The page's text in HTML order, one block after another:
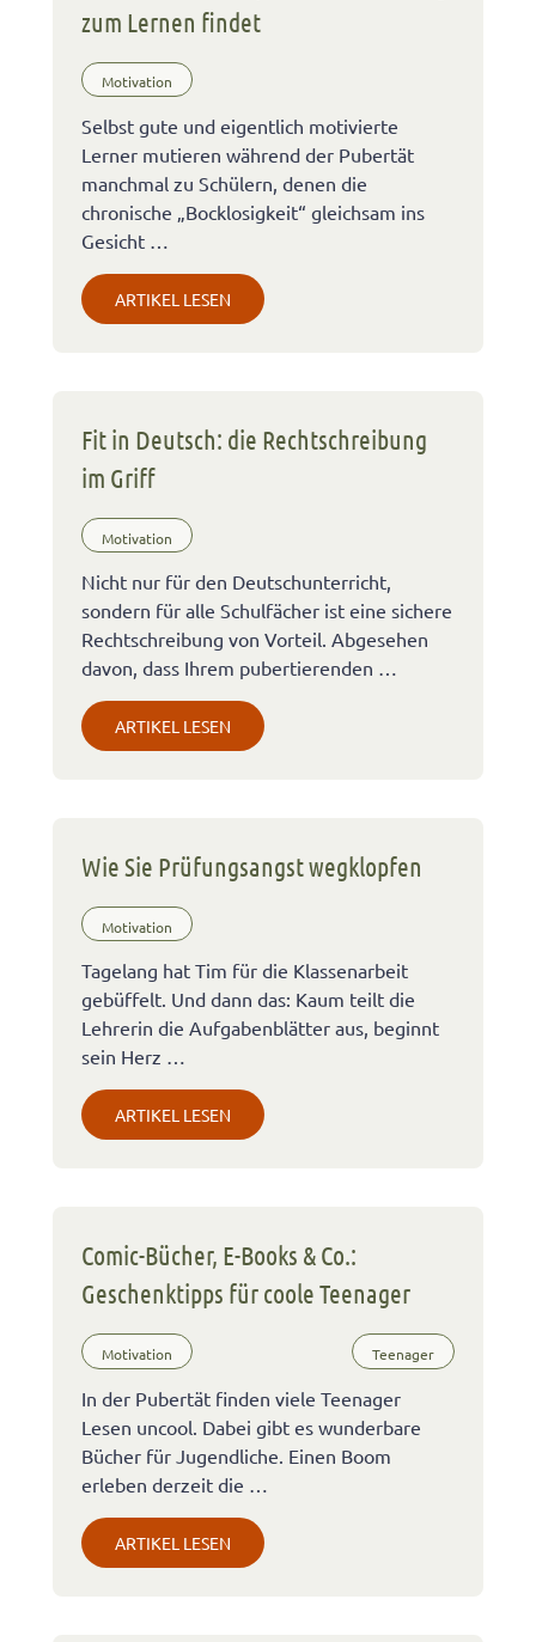
zum Lernen findet
Motivation
Selbst gute und eigentlich motivierte
Lerner mutieren während der Pubertät
manchmal zu Schülern, denen die
chronische „Bocklosigkeit“ gleichsam ins
Gesicht …
ARTIKEL LESEN
Fit in Deutsch: die Rechtschreibung
im Griff
Motivation
Nicht nur für den Deutschunterricht,
sondern für alle Schulfächer ist eine sichere
Rechtschreibung von Vorteil. Abgesehen
davon, dass Ihrem pubertierenden …
ARTIKEL LESEN
Wie Sie Prüfungsangst wegklopfen
Motivation
Tagelang hat Tim für die Klassenarbeit
gebüffelt. Und dann das: Kaum teilt die
Lehrerin die Aufgabenblätter aus, beginnt
sein Herz …
ARTIKEL LESEN
Comic-Bücher, E-Books & Co.:
Geschenktipps für coole Teenager
Motivation Teenager
In der Pubertät finden viele Teenager
Lesen uncool. Dabei gibt es wunderbare
Bücher für Jugendliche. Einen Boom
erleben derzeit die …
ARTIKEL LESEN